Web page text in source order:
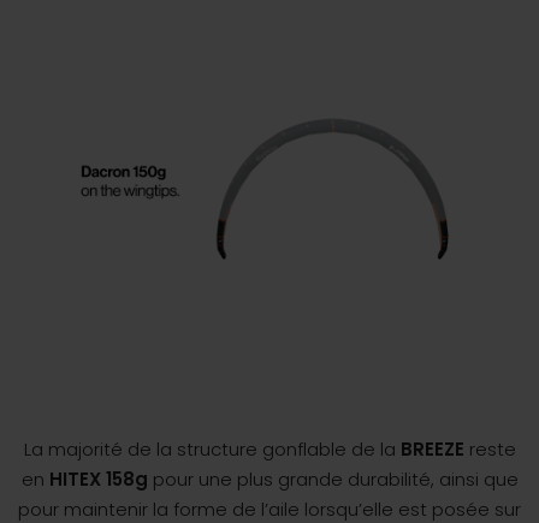
La majorité de la structure gonflable de la BREEZE reste
en HITEX 158g pour une plus grande durabilité, ainsi que
pour maintenir la forme de l’aile lorsqu’elle est posée sur